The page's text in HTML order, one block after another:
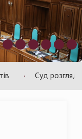
Суд
Суд розглядає